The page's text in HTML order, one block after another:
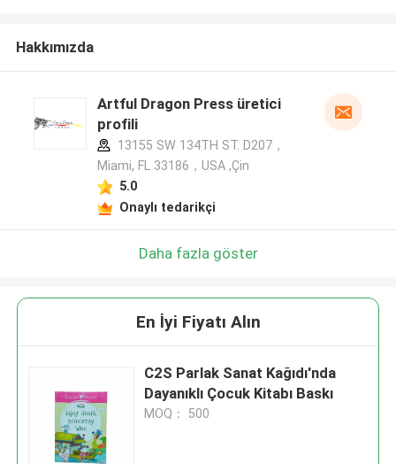
Hakkımızda
Artful Dragon Press üretici
profili
13155 SW 134TH ST. D207，
Miami, FL 33186，USA ,Çin
5.0
Onaylı tedarikçi
Daha fazla göster
En İyi Fiyatı Alın
C2S Parlak Sanat Kağıdı'nda
Dayanıklı Çocuk Kitabı Baskı
MOQ： 500